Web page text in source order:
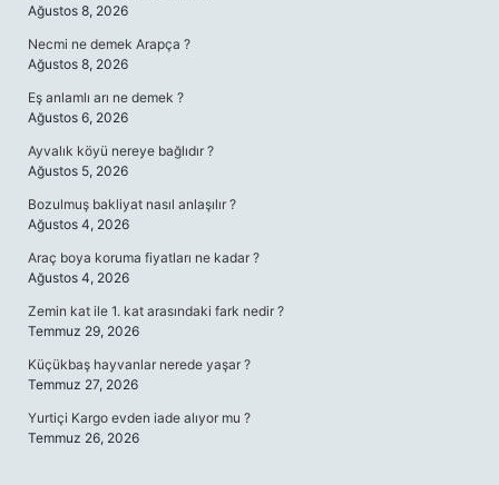
Ağustos 8, 2026
Necmi ne demek Arapça ?
Ağustos 8, 2026
Eş anlamlı arı ne demek ?
Ağustos 6, 2026
Ayvalık köyü nereye bağlıdır ?
Ağustos 5, 2026
Bozulmuş bakliyat nasıl anlaşılır ?
Ağustos 4, 2026
Araç boya koruma fiyatları ne kadar ?
Ağustos 4, 2026
Zemin kat ile 1. kat arasındaki fark nedir ?
Temmuz 29, 2026
Küçükbaş hayvanlar nerede yaşar ?
Temmuz 27, 2026
Yurtiçi Kargo evden iade alıyor mu ?
Temmuz 26, 2026